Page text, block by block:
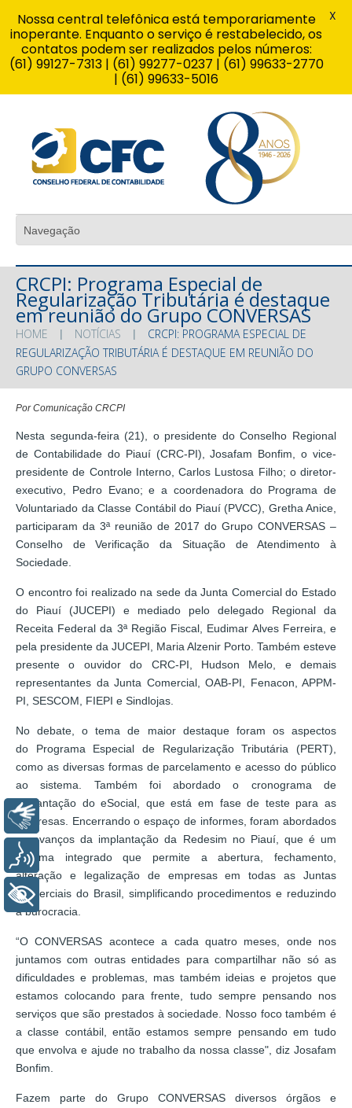
CRCPI: Programa Especial de
Regularização Tributária é destaque
em reunião do Grupo CONVERSAS
HOME NOTÍCIAS
CRCPI: PROGRAMA ESPECIAL DE
REGULARIZAÇÃO TRIBUTÁRIA É DESTAQUE EM REUNIÃO DO
GRUPO CONVERSAS
Por Comunicação CRCPI
Nesta segunda-feira (21), o presidente do Conselho Regional
de Contabilidade do Piauí (CRC-PI), Josafam Bonfim, o vice-
presidente de Controle Interno, Carlos Lustosa Filho; o diretor-
executivo, Pedro Evano; e a coordenadora do Programa de
Voluntariado da Classe Contábil do Piauí (PVCC), Gretha Anice,
participaram da 3ª reunião de 2017 do Grupo CONVERSAS –
Conselho de Verificação da Situação de Atendimento à
Sociedade.
O encontro foi realizado na sede da Junta Comercial do Estado
do Piauí (JUCEPI) e mediado pelo delegado Regional da
Receita Federal da 3ª Região Fiscal, Eudimar Alves Ferreira, e
pela presidente da JUCEPI, Maria Alzenir Porto. Também esteve
presente o ouvidor do CRC-PI, Hudson Melo, e demais
representantes da Junta Comercial, OAB-PI, Fenacon, APPM-
PI, SESCOM, FIEPI e Sindlojas.
No debate, o tema de maior destaque foram os aspectos
do Programa Especial de Regularização Tributária (PERT),
como as diversas formas de parcelamento e acesso do público
ao sistema. Também foi abordado o cronograma de
implantação do eSocial, que está em fase de teste para as
empresas. Encerrando o espaço de informes, foram abordados
os avanços da implantação da Redesim no Piauí, que é um
sistema integrado que permite a abertura, fechamento,
alteração e legalização de empresas em todas as Juntas
Comerciais do Brasil, simplificando procedimentos e reduzindo
a burocracia.
“O CONVERSAS acontece a cada quatro meses, onde nos
juntamos com outras entidades para compartilhar não só as
dificuldades e problemas, mas também ideias e projetos que
estamos colocando para frente, tudo sempre pensando nos
serviços que são prestados à sociedade. Nosso foco também é
a classe contábil, então estamos sempre pensando em tudo
que envolva e ajude no trabalho da nossa classe", diz Josafam
Bonfim.
Fazem parte do Grupo CONVERSAS diversos órgãos e
Nossa central telefônica está temporariamente
inoperante. Enquanto o serviço é restabelecido, os
contatos podem ser realizados pelos números:
(61) 99127-7313 | (61) 99277-0237 | (61) 99633-2770
| (61) 99633-5016
X
Libras
Voz
+ Acessibilidade